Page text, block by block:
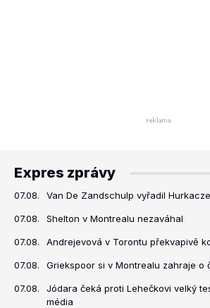
Expres zprávy
07.08. Van De Zandschulp vyřadil
07.08. Shelton v Montrealu nezaváhal
07.08. Andrejevová v Torontu překvapivě
07.08. Griekspoor si v Montrealu zahraje o
07.08.
Jódara čeká proti Lehečkovi velký
média